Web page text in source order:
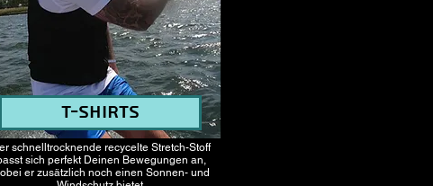
T-Shirts
schnelltrocknende recycelte Stretch-Stoff
sich perfekt Deinen Bewegungen an,
er zusätzlich noch einen Sonnen- und